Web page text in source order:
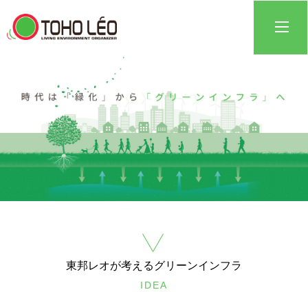
東邦レオが考えるグリーンインフラ
IDEA